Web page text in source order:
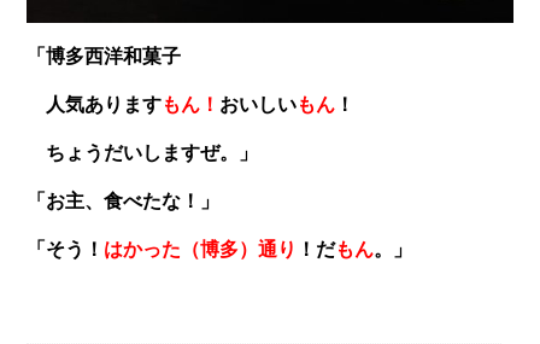
「博多西洋和菓子
人気ありますもん！ おいしいもん ！
ちょうだいしますぜ。」
「お主、食べたな！」
「そう！ はかった（博多）通り ！だもん。」